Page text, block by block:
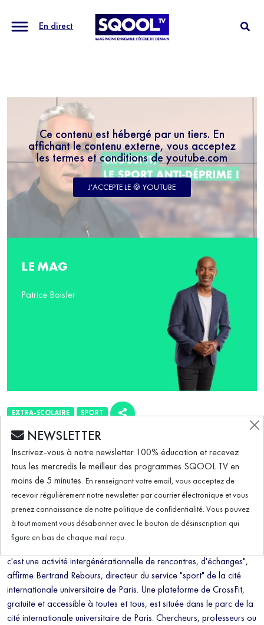
En direct
Ce contenu est hébergé par un tiers. En
affichant le contenu externe, vous acceptez
les termes et conditions de youtube.com
J'ACCEPTE LE 🍪 YOUTUBE
ÉMISSION DU 14.11.2022
Crossfit, le sport anti-déprime !
Mêlant à la fois fitness et musculation, le CrossFit est un sport très
c'est une activité intergénérationnelle de rencontres, d'échanges",
affirme Bertrand Rebours, directeur du service "sport" de la cité
internationale universitaire de Paris. Une plateforme de CrossFit,
gratuite et accessible à toutes et tous, est située dans le parc de la
cité internationale universitaire de Paris. Chercheurs, professeurs ou
EXTRA-SCOLAIRE SPORT
LE MAG
Patrice Boisfer
NEWSLETTER
Inscrivez-vous à notre newsletter 100% éducation et recevez
tous les mercredis le meilleur des programmes SQOOL TV en
moins de 5 minutes. En renseignant votre email, vous acceptez de
recevoir régulièrement notre newsletter par courrier électronique et vous
prenez connaissance de notre politique de confidentialité. Vous pouvez
à tout moment vous désabonner avec le bouton de désinscription qui
figure en bas de chaque mail reçu.